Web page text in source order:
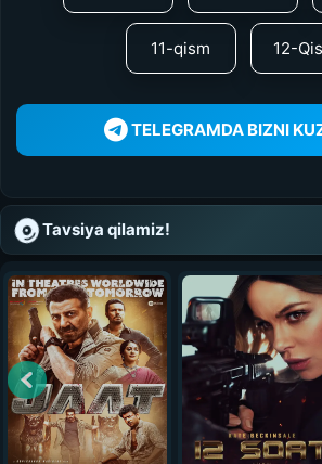
11-qism 12-
TELEGRAMDA BIZNI
Tavsiya qilamiz!